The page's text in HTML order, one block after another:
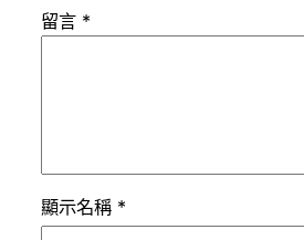
留言 *
顯示名稱 *